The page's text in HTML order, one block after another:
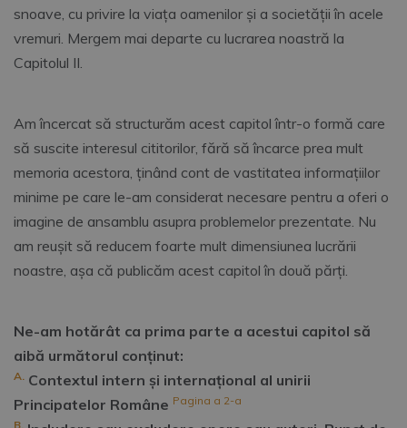
snoave, cu privire la viaţa oamenilor şi a societăţii în acele
vremuri. Mergem mai departe cu lucrarea noastră la
Capitolul II.
Am încercat să structurăm acest capitol într-o formă care
să suscite interesul cititorilor, fără să încarce prea mult
memoria acestora, ținând cont de vastitatea informațiilor
minime pe care le-am considerat necesare pentru a oferi o
imagine de ansamblu asupra problemelor prezentate. Nu
am reușit să reducem foarte mult dimensiunea lucrării
noastre, așa că publicăm acest capitol în două părți.
Ne-am hotărât ca prima parte a acestui capitol să
aibă următorul conținut:
A. Contextul intern și internațional al unirii
Principatelor Române Pagina a 2-a
B.